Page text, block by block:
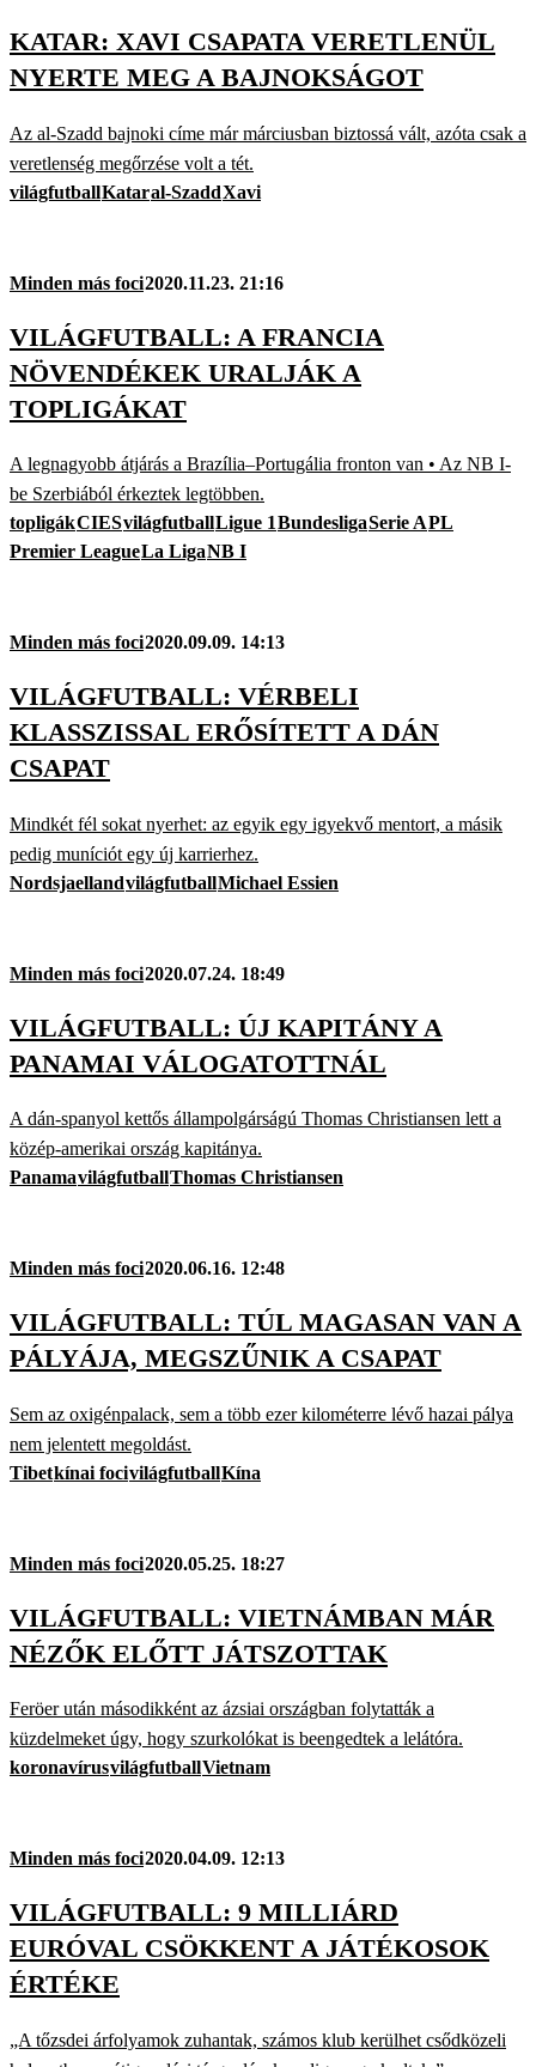
KATAR: XAVI CSAPATA VERETLENÜL
NYERTE MEG A BAJNOKSÁGOT
Az al-Szadd bajnoki címe már márciusban biztossá vált, azóta csak a
veretlenség megőrzése volt a tét.
világfutballKataral-SzaddXavi
Minden más foci2020.11.23. 21:16
VILÁGFUTBALL: A FRANCIA
NÖVENDÉKEK URALJÁK A
TOPLIGÁKAT
A legnagyobb átjárás a Brazília–Portugália fronton van • Az NB I-
be Szerbiából érkeztek legtöbben.
topligákCIESvilágfutballLigue 1BundesligaSerie APL
Premier LeagueLa LigaNB I
Minden más foci2020.09.09. 14:13
VILÁGFUTBALL: VÉRBELI
KLASSZISSAL ERŐSÍTETT A DÁN
CSAPAT
Mindkét fél sokat nyerhet: az egyik egy igyekvő mentort, a másik
pedig muníciót egy új karrierhez.
NordsjaellandvilágfutballMichael Essien
Minden más foci2020.07.24. 18:49
VILÁGFUTBALL: ÚJ KAPITÁNY A
PANAMAI VÁLOGATOTTNÁL
A dán-spanyol kettős állampolgárságú Thomas Christiansen lett a
közép-amerikai ország kapitánya.
PanamavilágfutballThomas Christiansen
Minden más foci2020.06.16. 12:48
VILÁGFUTBALL: TÚL MAGASAN VAN A
PÁLYÁJA, MEGSZŰNIK A CSAPAT
Sem az oxigénpalack, sem a több ezer kilométerre lévő hazai pálya
nem jelentett megoldást.
Tibetkínai focivilágfutballKína
Minden más foci2020.05.25. 18:27
VILÁGFUTBALL: VIETNÁMBAN MÁR
NÉZŐK ELŐTT JÁTSZOTTAK
Feröer után másodikként az ázsiai országban folytatták a
küzdelmeket úgy, hogy szurkolókat is beengedtek a lelátóra.
koronavírusvilágfutballVietnam
Minden más foci2020.04.09. 12:13
VILÁGFUTBALL: 9 MILLIÁRD
EURÓVAL CSÖKKENT A JÁTÉKOSOK
ÉRTÉKE
„A tőzsdei árfolyamok zuhantak, számos klub kerülhet csődközeli